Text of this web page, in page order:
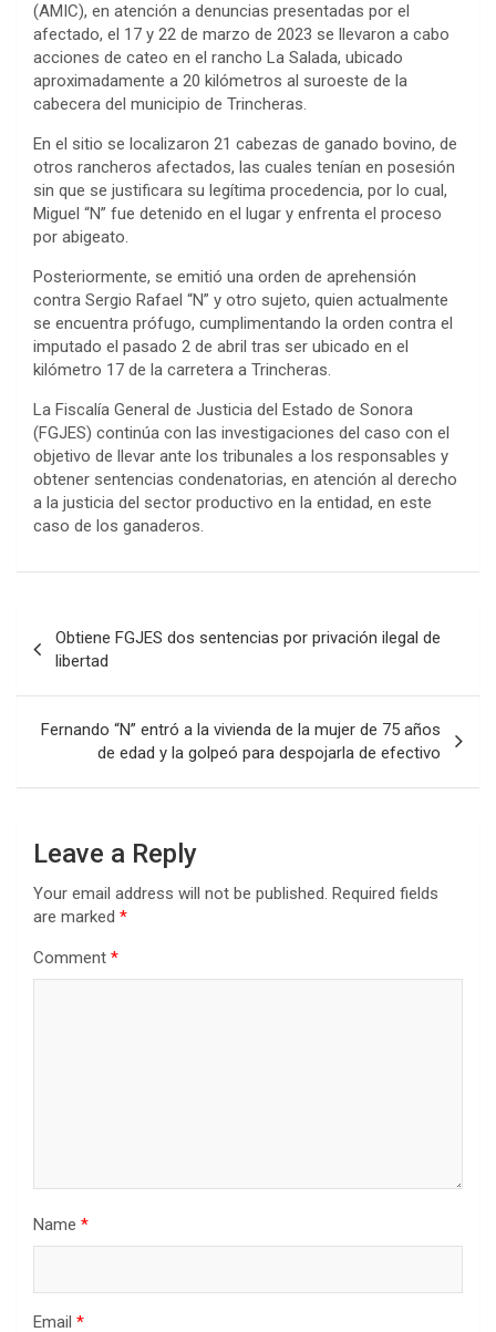
(AMIC), en atención a denuncias presentadas por el
afectado, el 17 y 22 de marzo de 2023 se llevaron a cabo
acciones de cateo en el rancho La Salada, ubicado
aproximadamente a 20 kilómetros al suroeste de la
cabecera del municipio de Trincheras.
En el sitio se localizaron 21 cabezas de ganado bovino, de
otros rancheros afectados, las cuales tenían en posesión
sin que se justificara su legítima procedencia, por lo cual,
Miguel “N” fue detenido en el lugar y enfrenta el proceso
por abigeato.
Posteriormente, se emitió una orden de aprehensión
contra Sergio Rafael “N” y otro sujeto, quien actualmente
se encuentra prófugo, cumplimentando la orden contra el
imputado el pasado 2 de abril tras ser ubicado en el
kilómetro 17 de la carretera a Trincheras.
La Fiscalía General de Justicia del Estado de Sonora
(FGJES) continúa con las investigaciones del caso con el
objetivo de llevar ante los tribunales a los responsables y
obtener sentencias condenatorias, en atención al derecho
a la justicia del sector productivo en la entidad, en este
caso de los ganaderos.
navigation
Obtiene FGJES dos sentencias por privación ilegal de
libertad
Fernando “N” entró a la vivienda de la mujer de 75 años
de edad y la golpeó para despojarla de efectivo
Leave a Reply
Your email address will not be published. Required fields
are marked *
Comment *
Name *
Email *